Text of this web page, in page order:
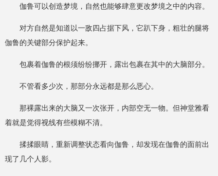
伽鲁可以创造梦境，自然也能够肆意更改梦境之中的内容。
对方自然是知道以一敌四占据下风，它趴下身，粗壮的腿将
伽鲁的关键部分保护起来。
包裹着伽鲁的根须纷纷挪开，露出包裹在其中的大脑部分。
不管看多少次，那部分永远都是那么恶心。
那裸露出来的大脑又一次张开，内部空无一物。但神堂雅看
着就是觉得视线有些模糊不清。
揉揉眼睛，重新调整状态看向伽鲁，却发现在伽鲁的面前出
现了几个人影。